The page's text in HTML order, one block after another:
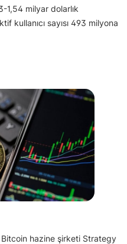
1,54 milyar dolarlık
kullanıcı sayısı 493 milyona
hazine şirketi Strategy